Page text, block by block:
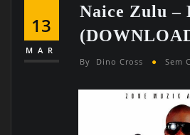
13
MAR
Naice Zulu –
By Dino Cross Sem